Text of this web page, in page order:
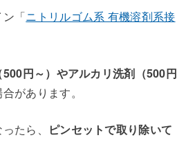
「ニトリルゴム系 有機溶剤系接
円～）やアルカリ洗剤（500円
があります。
たら、
ピンセットで取り除いて